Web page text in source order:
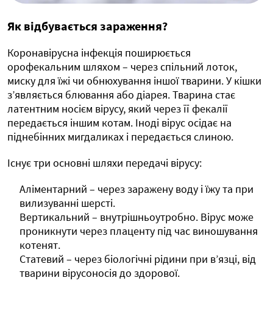
Як відбувається зараження?
Коронавірусна інфекція поширюється
орофекальним шляхом – через спільний лоток,
миску для їжі чи обнюхування іншої тварини. У кішки
з’являється блювання або діарея. Тварина стає
латентним носієм вірусу, який через її фекалії
передається іншим котам. Іноді вірус осідає на
піднебінних мигдаликах і передається слиною.
Існує три основні шляхи передачі вірусу:
Аліментарний – через заражену воду і їжу та при
вилизуванні шерсті.
Вертикальний – внутрішньоутробно. Вірус може
проникнути через плаценту під час виношування
котенят.
Статевий – через біологічні рідини при в’язці, від
тварини вірусоносія до здорової.